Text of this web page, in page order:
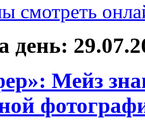
смотреть
день:
Мейз